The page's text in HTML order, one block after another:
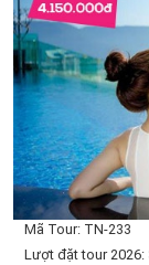
Mã Tour: TN-233
Lượt đặt tour 2026: